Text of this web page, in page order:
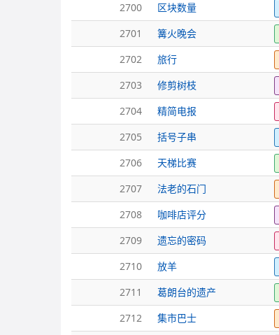
2700 区块数量
2701 篝火晚会
2702 旅行
2703 修剪树枝
2704 精简电报
2705 括号子串
2706 天梯比赛
2707 法老的石门
2708 咖啡店评分
2709 遗忘的密码
2710 放羊
2711 葛朗台的遗产
2712 集市巴士